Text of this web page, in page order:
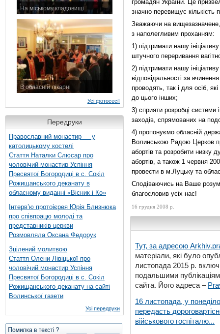
На міському кладовищі
В обласній лікарні
Усі фотосесії
Передруки
Православний монастир — у
католицькому костелі
Стаття Наталки Слюсар про
чоловічий монастир Успіння
Пресвятої Богородиці в с. Сокіл
Рожищанського деканату в
обласному виданні «Вісник і Ко»
Інтерв’ю протоієрея Юрія Близнюка
про співпрацю молоді та
представників церкви
Розмовляла Оксана Федорук
Зцілений молитвою
Стаття Олени Лівіцької про
чоловічий монастир Успіння
Пресвятої Богородиці в с. Сокіл
Рожищанського деканату на сайті
Волинської газети
Усі передруки
громадян України. Це
значно перевищує кількість
Зважаючи на
з наполегливим проханням:
1) підтримати нашу
штучного переривання
2) підтримати нашу
відповідальності за
проводять, так і для осіб,
до цього інших;
3) сприяти розробці системи
заходів, спрямованих на
4) пропонуємо обласній
Волинською Радою Церков
абортів та розробити низку
абортів, а також 1 червня
провести в м.Луцьку та
Сподіваючись на Ваше
благословив усіх нас!
16 грудня 2008 р.
Тут, за адресою
матеріали, які було
листопада 2015 р.
подальшими
сайта. Його адреса –
16 листопада, у
передасть
військового госпіталю...